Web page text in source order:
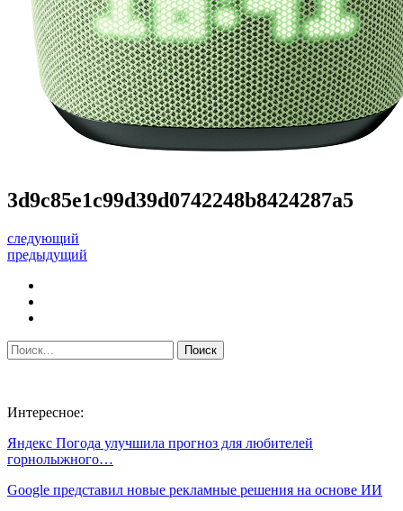
3d9c85e1c99d39d0742248b8424287a5
следующий
предыдущий
Интересное:
Яндекс Погода улучшила прогноз для любителей
горнолыжного…
Google представил новые рекламные решения на основе ИИ